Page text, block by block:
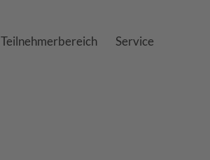
Teilnehmerbereich Service